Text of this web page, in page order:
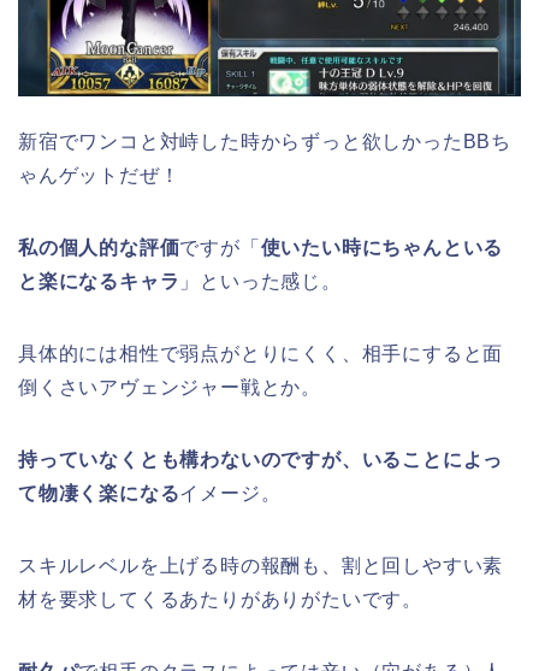
新宿でワンコと対峙した時からずっと欲しかったBBち
ゃんゲットだぜ！
私の個人的な評価ですが「 使いたい時にちゃんといる
と楽になるキャラ 」といった感じ。
具体的には相性で弱点がとりにくく、相手にすると面
倒くさいアヴェンジャー戦とか。
持っていなくとも構わないのですが、いることによっ
て物凄く楽になるイメージ。
スキルレベルを上げる時の報酬も、割と回しやすい素
材を要求してくるあたりがありがたいです。